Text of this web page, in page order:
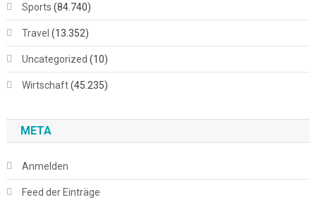
Sports (84.740)
Travel (13.352)
Uncategorized (10)
Wirtschaft(45.235)
META
Anmelden
Feed der Einträge